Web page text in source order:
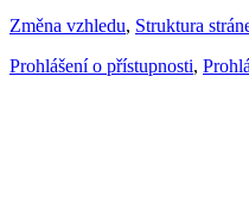
Změna vzhledu, Struktura
Prohlášení o přístupnosti,